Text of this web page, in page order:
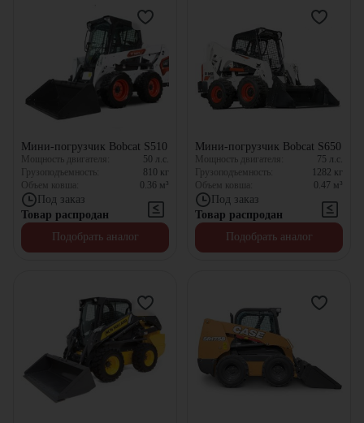
Мини-погрузчик Bobcat S510
Мощность двигателя: 50 л.с.
Грузоподъемность:
810 кг
Объем ковша:
0.36 м³
Под заказ
Товар распродан
Подобрать аналог
Мини-погрузчик Bobcat S650
Мощность двигателя: 75 л.с.
Грузоподъемность:
1282 кг
Объем ковша:
0.47 м³
Под заказ
Товар распродан
Подобрать аналог